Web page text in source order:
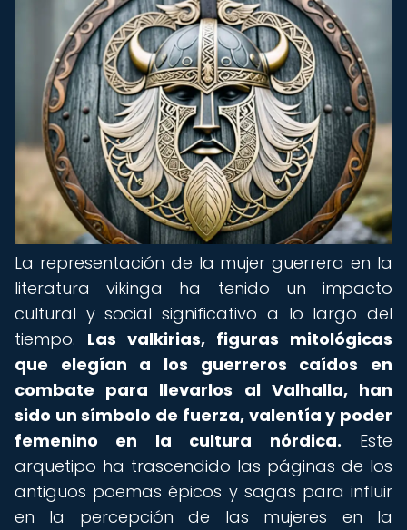
La representación de la mujer guerrera en la
literatura vikinga ha tenido un impacto
cultural y social significativo a lo largo del
tiempo. Las valkirias, figuras mitológicas
que elegían a los guerreros caídos en
combate para llevarlos al Valhalla, han
sido un símbolo de fuerza, valentía y poder
femenino en la cultura nórdica. Este
arquetipo ha trascendido las páginas de los
antiguos poemas épicos y sagas para influir
en la percepción de las mujeres en la